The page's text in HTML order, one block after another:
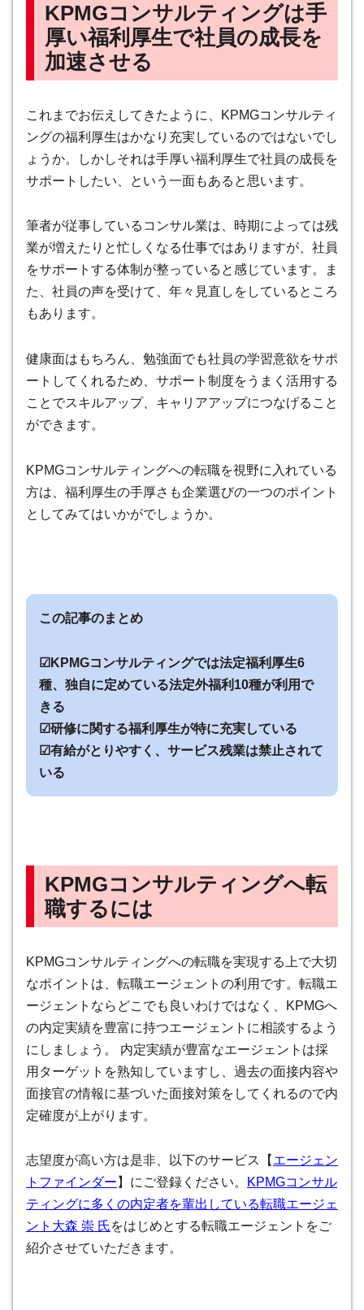
KPMGコンサルティングは手
厚い福利厚生で社員の成長を
加速させる
これまでお伝えしてきたように、KPMGコンサルティ
ングの福利厚生はかなり充実しているのではないでし
ょうか。しかしそれは手厚い福利厚生で社員の成長を
サポートしたい、という一面もあると思います。
筆者が従事しているコンサル業は、時期によっては残
業が増えたりと忙しくなる仕事ではありますが、社員
をサポートする体制が整っていると感じています。ま
た、社員の声を受けて、年々見直しをしているところ
もあります。
健康面はもちろん、勉強面でも社員の学習意欲をサポ
ートしてくれるため、サポート制度をうまく活用する
ことでスキルアップ、キャリアアップにつなげること
ができます。
KPMGコンサルティングへの転職を視野に入れている
方は、福利厚生の手厚さも企業選びの一つのポイント
としてみてはいかがでしょうか。
この記事のまとめ
☑KPMGコンサルティングでは法定福利厚生6
種、独自に定めている法定外福利10種が利用で
きる
☑研修に関する福利厚生が特に充実している
☑有給がとりやすく、サービス残業は禁止されて
いる
KPMGコンサルティングへ転
職するには
KPMGコンサルティングへの転職を実現する上で大切
なポイントは、転職エージェントの利用です。転職エ
ージェントならどこでも良いわけではなく、KPMGへ
の内定実績を豊富に持つエージェントに相談するよう
にしましょう。 内定実績が豊富なエージェントは採
用ターゲットを熟知していますし、過去の面接内容や
面接官の情報に基づいた面接対策をしてくれるので内
定確度が上がります。
志望度が高い方は是非、以下のサービス【 エージェン
トファインダー 】にご登録ください。
KPMGコンサル
ティングに多くの内定者を輩出している転職エージェ
ント大森 崇 氏をはじめとする転職エージェントをご
紹介させていただきます。